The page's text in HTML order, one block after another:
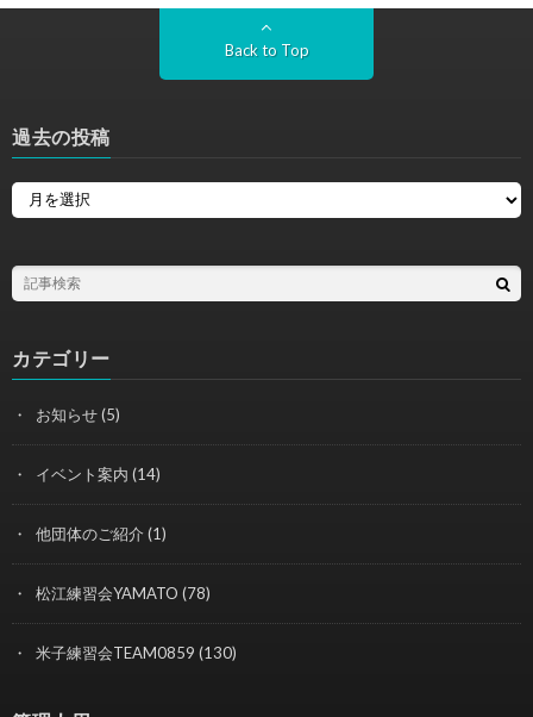
Back to Top
過去の投稿
カテゴリー
お知らせ(5)
イベント案内 (14)
他団体のご紹介 (1)
松江練習会YAMATO (78)
米子練習会TEAM0859 (130)